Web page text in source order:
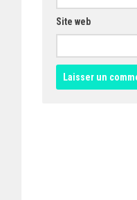
Site web